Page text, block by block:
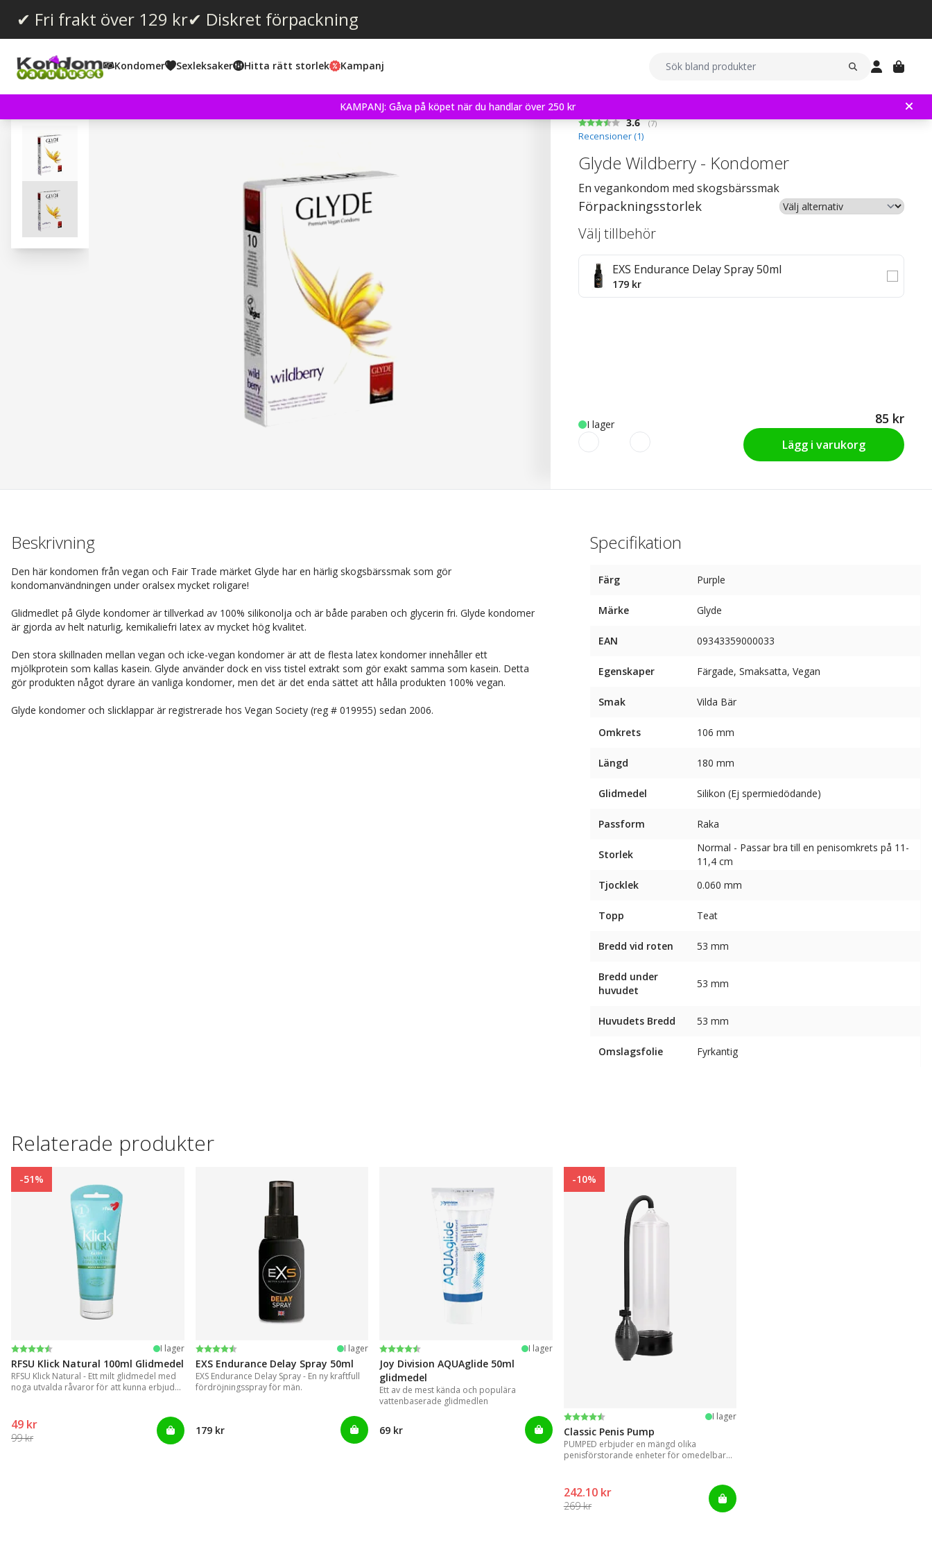
✔ Fri frakt över 129 kr✔ Diskret förpackning
Kondomer Sexleksaker Hitta rätt storlek Kampanj
KAMPANJ: Gåva på köpet när du handlar över 250 kr
Snittbetyg:
3.6 (röster:
7)
Recensioner (1)
Glyde Wildberry - Kondomer
En vegankondom med skogsbärssmak
Förpackningsstorlek
Välj tillbehör
EXS Endurance Delay Spray 50ml
179 kr
I lager 85 kr
Lägg i varukorg
Beskrivning
Den här kondomen från vegan och Fair Trade märket Glyde har en härlig skogsbärssmak som gör
kondomanvändningen under oralsex mycket roligare!
Glidmedlet på Glyde kondomer är tillverkad av 100% silikonolja och är både paraben och glycerin fri. Glyde kondomer
är gjorda av helt naturlig, kemikaliefri latex av mycket hög kvalitet.
Den stora skillnaden mellan vegan och icke-vegan kondomer är att de flesta latex kondomer innehåller ett
mjölkprotein som kallas kasein. Glyde använder dock en viss tistel extrakt som gör exakt samma som kasein. Detta
gör produkten något dyrare än vanliga kondomer, men det är det enda sättet att hålla produkten 100% vegan.
Glyde kondomer och slicklappar är registrerade hos Vegan Society (reg # 019955) sedan 2006.
Specifikation
Färg Purple
Märke Glyde
EAN 09343359000033
Egenskaper Färgade, Smaksatta, Vegan
Smak Vilda Bär
Omkrets 106 mm
Längd 180 mm
Glidmedel Silikon (Ej spermiedödande)
Passform Raka
Storlek
Normal - Passar bra till en penisomkrets på 11-
11,4 cm
Tjocklek
0.060 mm
Topp Teat
Bredd vid roten 53 mm
Bredd under
huvudet
53 mm
Huvudets Bredd 53 mm
Omslagsfolie Fyrkantig
Relaterade produkter
-51%
Betyg:
4.4 utav 5 stjärnor I lager
RFSU Klick Natural 100ml Glidmedel
RFSU Klick Natural - Ett milt glidmedel med
noga utvalda råvaror för att kunna erbjuda
49 kr
99 kr
Betyg:
4.2 utav 5 stjärnor I lager
EXS Endurance Delay Spray 50ml
EXS Endurance Delay Spray - En ny kraftfull
fördröjningsspray för män.
179 kr
Betyg:
4.2 utav 5 stjärnor I lager
Joy Division AQUAglide 50ml
glidmedel
Ett av de mest kända och populära
vattenbaserade glidmedlen
69 kr
-10%
Betyg:
4.3 utav 5 stjärnor I lager
Classic Penis Pump
PUMPED erbjuder en mängd olika
penisförstorande enheter för omedelbara
242.10 kr
269 kr